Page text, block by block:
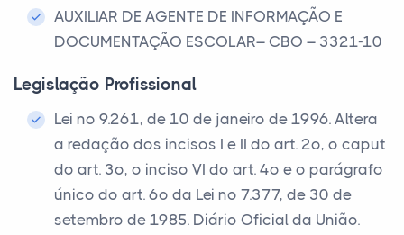
AUXILIAR DE AGENTE DE INFORMAÇÃO E
DOCUMENTAÇÃO ESCOLAR– CBO – 3321-10
Legislação Profissional
Lei nº 9.261, de 10 de janeiro de 1996. Altera
a redação dos incisos I e II do art. 2º, o caput
do art. 3º, o inciso VI do art. 4º e o parágrafo
único do art. 6º da Lei nº 7.377, de 30 de
setembro de 1985. Diário Oficial da União.